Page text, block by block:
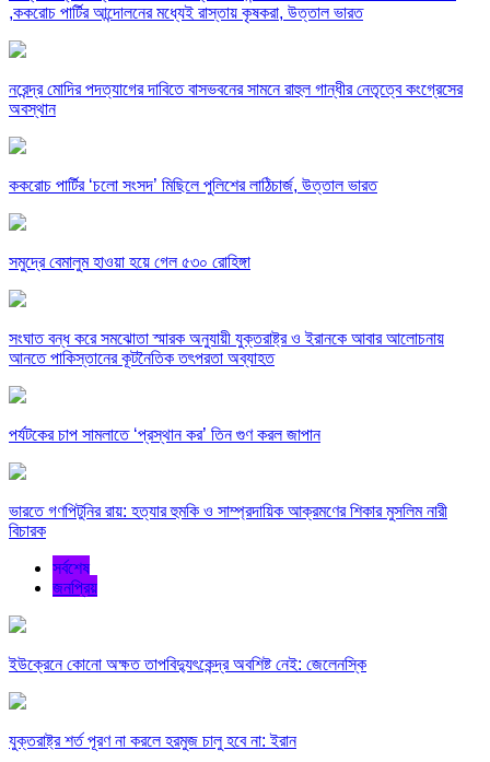
,ককরোচ পার্টির আন্দোলনের মধ্যেই রাস্তায় কৃষকরা, উত্তাল ভারত
নরেন্দ্র মোদির পদত্যাগের দাবিতে বাসভবনের সামনে রাহুল গান্ধীর নেতৃত্বে কংগ্রেসের
অবস্থান
ককরোচ পার্টির ‘চলো সংসদ’ মিছিলে পুলিশের লাঠিচার্জ, উত্তাল ভারত
সমুদ্রে বেমালুম হাওয়া হয়ে গেল ৫৩০ রোহিঙ্গা
সংঘাত বন্ধ করে সমঝোতা স্মারক অনুযায়ী যুক্তরাষ্ট্র ও ইরানকে আবার আলোচনায়
আনতে পাকিস্তানের কূটনৈতিক তৎপরতা অব্যাহত
পর্যটকের চাপ সামলাতে ‘প্রস্থান কর’ তিন গুণ করল জাপান
ভারতে গণপিটুনির রায়: হত্যার হুমকি ও সাম্প্রদায়িক আক্রমণের শিকার মুসলিম নারী
বিচারক
সর্বশেষ
জনপ্রিয়
ইউক্রেনে কোনো অক্ষত তাপবিদ্যুৎকেন্দ্র অবশিষ্ট নেই: জেলেনস্কি
যুক্তরাষ্ট্র শর্ত পূরণ না করলে হরমুজ চালু হবে না: ইরান